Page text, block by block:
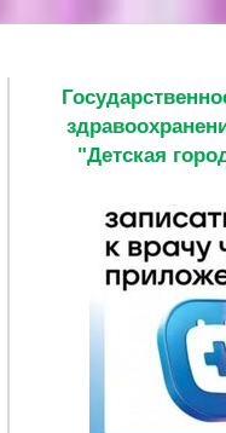
"Детская